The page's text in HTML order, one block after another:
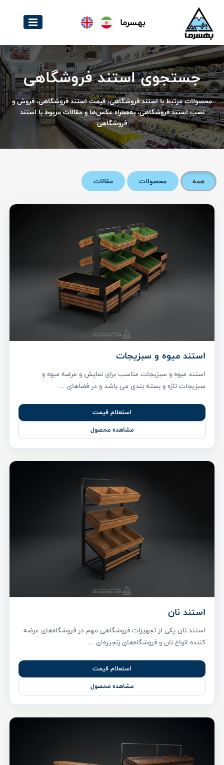
بهسرما
جستجوی استند فروشگاهی
محصولات مرتبط با استند فروشگاهی، قیمت استند فروشگاهی، فروش و
نصب استند فروشگاهی، به‌همراه عکس‌ها و مقالات مربوط با استند
فروشگاهی
همه محصولات مقالات
استند میوه و سبزیجات
استند میوه و سبزیجات مناسب برای نمایش و عرضه میوه و
سبزیجات تازه و بسته بندی می باشد و در فضاهای ...
استعلام قیمت
مشاهده محصول
استند نان
استند نان یکی از تجهیزات فروشگاهی مهم در فروشگاه‌های عرضه
کننده انواع نان و فروشگاه‌های زنجیره‌ای ...
استعلام قیمت
مشاهده محصول